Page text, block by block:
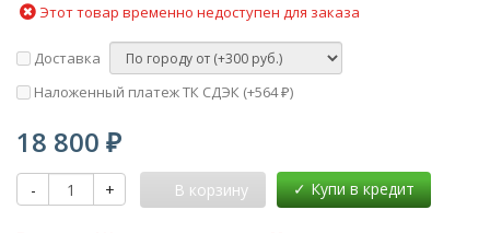
Этот товар временно недоступен для заказа
Доставка
Наложенный платеж ТК СДЭК (+564₽)
18 800 ₽
- + В корзину